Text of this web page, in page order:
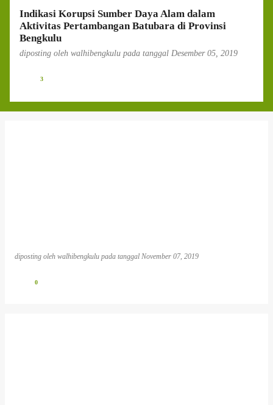
Indikasi Korupsi Sumber Daya Alam dalam
Aktivitas Pertambangan Batubara di Provinsi
Bengkulu
diposting oleh walhibengkulu pada tanggal Desember 05, 2019
3
diposting oleh walhibengkulu pada tanggal November 07, 2019
0